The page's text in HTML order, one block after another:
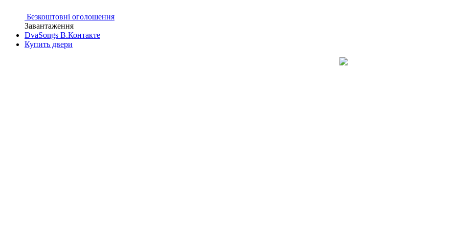
Безкоштовні оголошення
Завантаження
DvaSongs В.Контакте
Купить двери